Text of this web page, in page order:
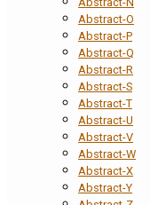
Abstract-O
Abstract-P
Abstract-Q
Abstract-R
Abstract-S
Abstract-T
Abstract-U
Abstract-V
Abstract-W
Abstract-X
Abstract-Y